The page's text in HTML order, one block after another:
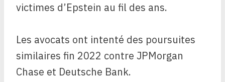
victimes d’Epstein au fil des ans.
Les avocats ont intenté des poursuites
similaires fin 2022 contre JPMorgan
Chase et Deutsche Bank.